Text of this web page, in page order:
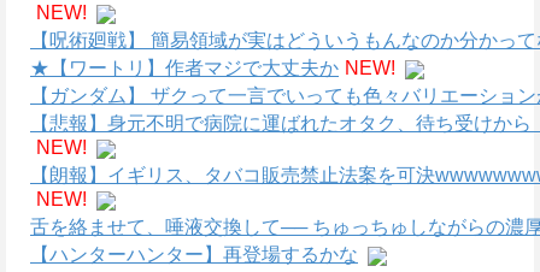
NEW!
【呪術廻戦】 簡易領域が実はどういうもんなのか分かっ
★【ワートリ】作者マジで大丈夫か NEW!
【ガンダム】 ザクって一言でいっても色々バリエーショ
【悲報】身元不明で病院に運ばれたオタク、待ち受けか
NEW!
【朗報】イギリス、タバコ販売禁止法案を可決
NEW!
舌を絡ませて、唾液交換して── ちゅっちゅしながらの濃
【ハンターハンター】再登場するかな